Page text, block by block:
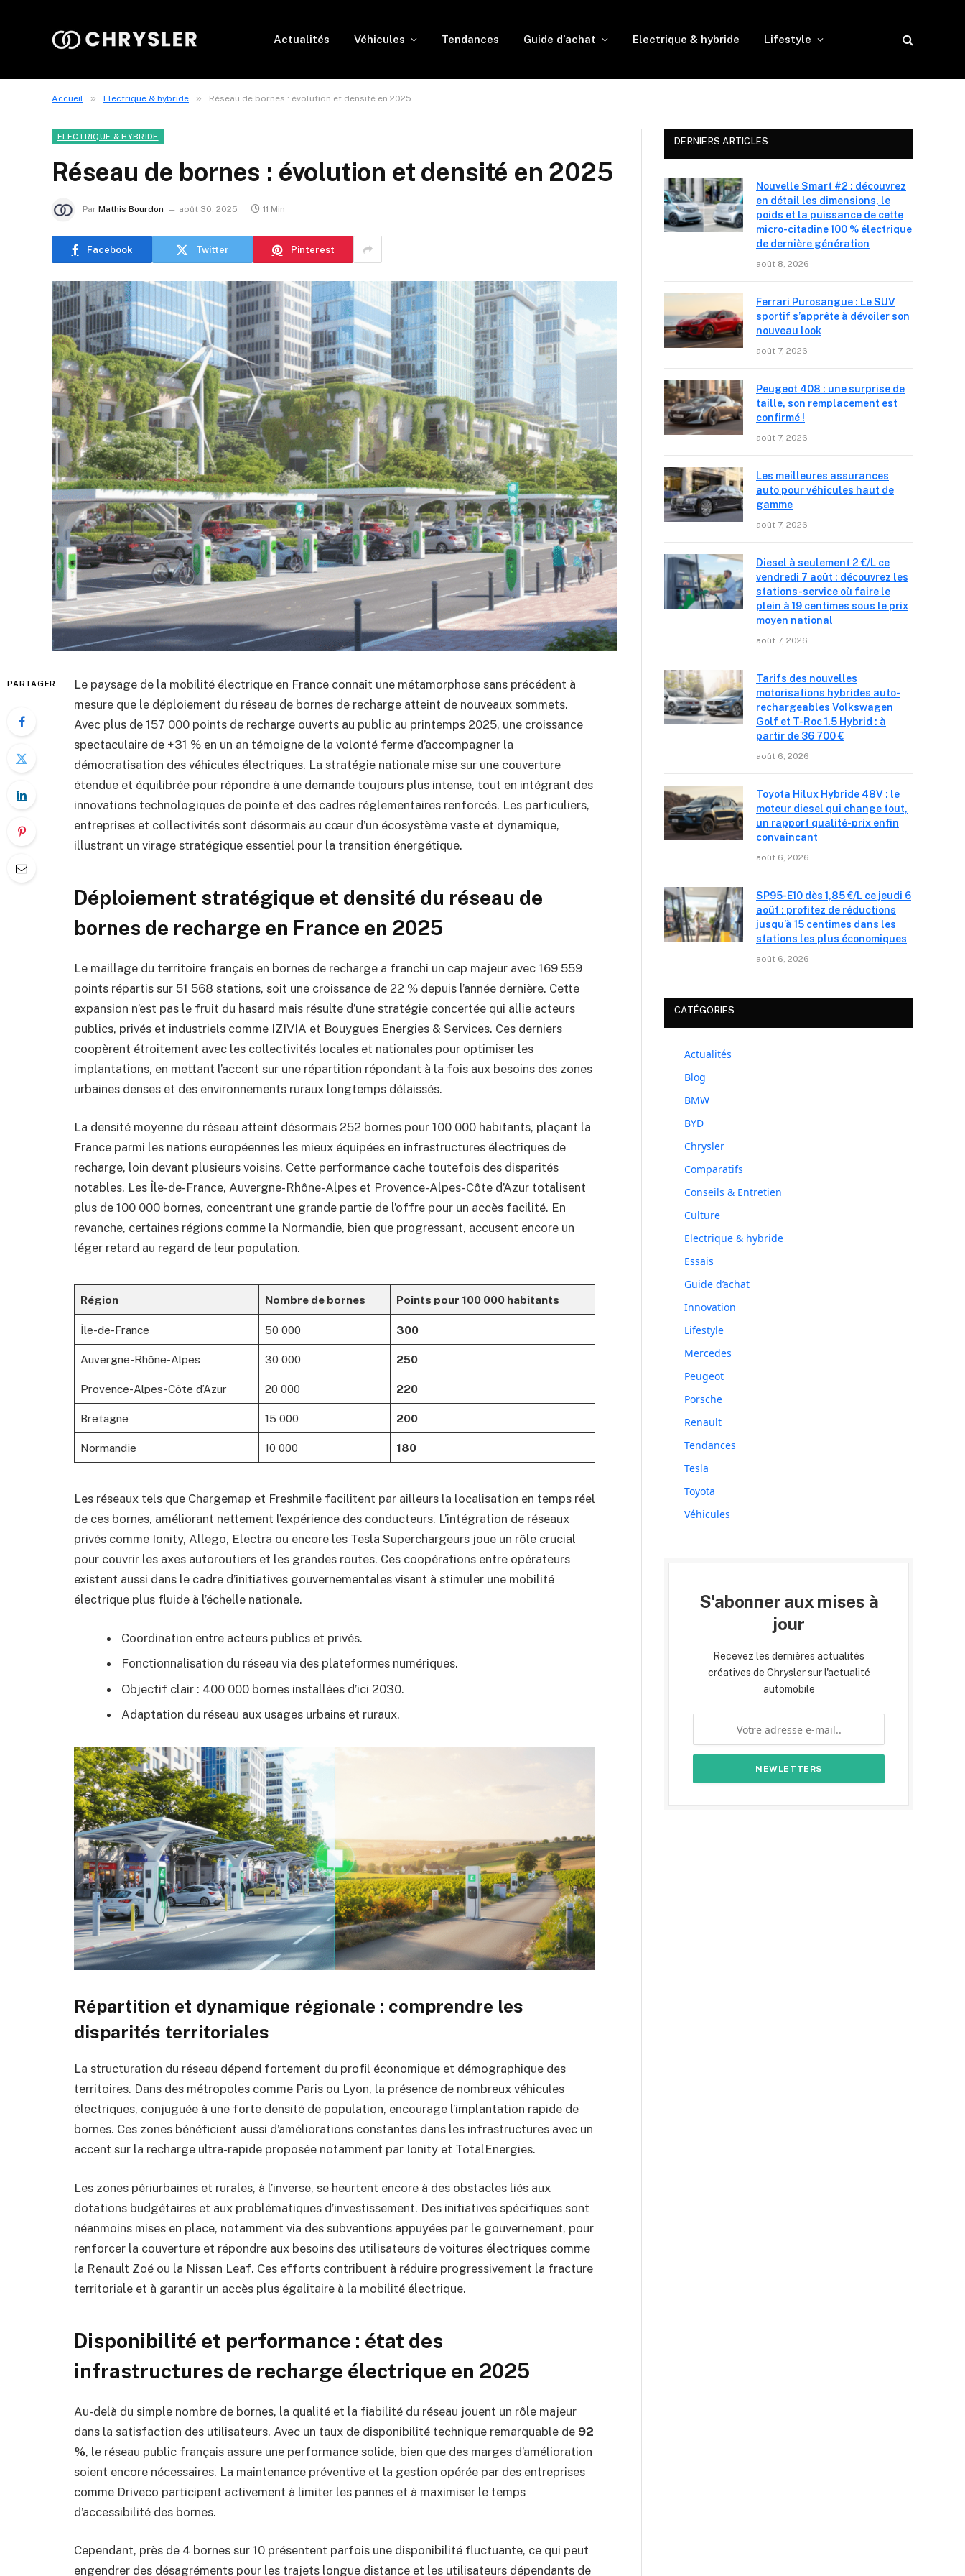
Actualités Véhicules Tendances Guide d’achat Electrique & hybride Lifestyle
Accueil » Electrique & hybride » Réseau de bornes : évolution et densité en 2025
ELECTRIQUE & HYBRIDE
Réseau de bornes : évolution et densité en 2025
Par Mathis Bourdon août 30, 2025 11 Min
Facebook Twitter Pinterest
PARTAGER
Le paysage de la mobilité électrique en France connaît une métamorphose sans précédent à
mesure que le déploiement du réseau de bornes de recharge atteint de nouveaux sommets.
Avec plus de 157 000 points de recharge ouverts au public au printemps 2025, une croissance
spectaculaire de +31 % en un an témoigne de la volonté ferme d’accompagner la
démocratisation des véhicules électriques. La stratégie nationale mise sur une couverture
étendue et équilibrée pour répondre à une demande toujours plus intense, tout en intégrant des
innovations technologiques de pointe et des cadres réglementaires renforcés. Les particuliers,
entreprises et collectivités sont désormais au cœur d’un écosystème vaste et dynamique,
illustrant un virage stratégique essentiel pour la transition énergétique.
Déploiement stratégique et densité du réseau de
bornes de recharge en France en 2025
Le maillage du territoire français en bornes de recharge a franchi un cap majeur avec 169 559
points répartis sur 51 568 stations, soit une croissance de 22 % depuis l’année dernière. Cette
expansion n’est pas le fruit du hasard mais résulte d’une stratégie concertée qui allie acteurs
publics, privés et industriels comme IZIVIA et Bouygues Energies & Services. Ces derniers
coopèrent étroitement avec les collectivités locales et nationales pour optimiser les
implantations, en mettant l’accent sur une répartition répondant à la fois aux besoins des zones
urbaines denses et des environnements ruraux longtemps délaissés.
La densité moyenne du réseau atteint désormais 252 bornes pour 100 000 habitants, plaçant la
France parmi les nations européennes les mieux équipées en infrastructures électriques de
recharge, loin devant plusieurs voisins. Cette performance cache toutefois des disparités
notables. Les Île-de-France, Auvergne-Rhône-Alpes et Provence-Alpes-Côte d’Azur totalisent
plus de 100 000 bornes, concentrant une grande partie de l’offre pour un accès facilité. En
revanche, certaines régions comme la Normandie, bien que progressant, accusent encore un
léger retard au regard de leur population.
Région Nombre de bornes Points pour 100 000 habitants
Île-de-France 50 000 300
Auvergne-Rhône-Alpes 30 000 250
Provence-Alpes-Côte d’Azur 20 000 220
Bretagne 15 000 200
Normandie 10 000 180
Les réseaux tels que Chargemap et Freshmile facilitent par ailleurs la localisation en temps réel
de ces bornes, améliorant nettement l’expérience des conducteurs. L’intégration de réseaux
privés comme Ionity, Allego, Electra ou encore les Tesla Superchargeurs joue un rôle crucial
pour couvrir les axes autoroutiers et les grandes routes. Ces coopérations entre opérateurs
existent aussi dans le cadre d’initiatives gouvernementales visant à stimuler une mobilité
électrique plus fluide à l’échelle nationale.
Coordination entre acteurs publics et privés.
Fonctionnalisation du réseau via des plateformes numériques.
Objectif clair : 400 000 bornes installées d’ici 2030.
Adaptation du réseau aux usages urbains et ruraux.
Répartition et dynamique régionale : comprendre les
disparités territoriales
La structuration du réseau dépend fortement du profil économique et démographique des
territoires. Dans des métropoles comme Paris ou Lyon, la présence de nombreux véhicules
électriques, conjuguée à une forte densité de population, encourage l’implantation rapide de
bornes. Ces zones bénéficient aussi d’améliorations constantes dans les infrastructures avec un
accent sur la recharge ultra-rapide proposée notamment par Ionity et TotalEnergies.
Les zones périurbaines et rurales, à l’inverse, se heurtent encore à des obstacles liés aux
dotations budgétaires et aux problématiques d’investissement. Des initiatives spécifiques sont
néanmoins mises en place, notamment via des subventions appuyées par le gouvernement, pour
renforcer la couverture et répondre aux besoins des utilisateurs de voitures électriques comme
la Renault Zoé ou la Nissan Leaf. Ces efforts contribuent à réduire progressivement la fracture
territoriale et à garantir un accès plus égalitaire à la mobilité électrique.
Disponibilité et performance : état des
infrastructures de recharge électrique en 2025
Au-delà du simple nombre de bornes, la qualité et la fiabilité du réseau jouent un rôle majeur
dans la satisfaction des utilisateurs. Avec un taux de disponibilité technique remarquable de 92
%, le réseau public français assure une performance solide, bien que des marges d’amélioration
soient encore nécessaires. La maintenance préventive et la gestion opérée par des entreprises
comme Driveco participent activement à limiter les pannes et à maximiser le temps
d’accessibilité des bornes.
Cependant, près de 4 bornes sur 10 présentent parfois une disponibilité fluctuante, ce qui peut
engendrer des désagréments pour les trajets longue distance et les utilisateurs dépendants de
DERNIERS ARTICLES
Nouvelle Smart #2 : découvrez
en détail les dimensions, le
poids et la puissance de cette
micro-citadine 100 % électrique
de dernière génération
août 8, 2026
Ferrari Purosangue : Le SUV
sportif s’apprête à dévoiler son
nouveau look
août 7, 2026
Peugeot 408 : une surprise de
taille, son remplacement est
confirmé !
août 7, 2026
Les meilleures assurances
auto pour véhicules haut de
gamme
août 7, 2026
Diesel à seulement 2 €/L ce
vendredi 7 août : découvrez les
stations-service où faire le
plein à 19 centimes sous le prix
moyen national
août 7, 2026
Tarifs des nouvelles
motorisations hybrides auto-
rechargeables Volkswagen
Golf et T-Roc 1.5 Hybrid : à
partir de 36 700 €
août 6, 2026
Toyota Hilux Hybride 48V : le
moteur diesel qui change tout,
un rapport qualité-prix enfin
convaincant
août 6, 2026
SP95-E10 dès 1,85 €/L ce jeudi 6
août : profitez de réductions
jusqu’à 15 centimes dans les
stations les plus économiques
août 6, 2026
CATÉGORIES
Actualités
Blog
BMW
BYD
Chrysler
Comparatifs
Conseils & Entretien
Culture
Electrique & hybride
Essais
Guide d’achat
Innovation
Lifestyle
Mercedes
Peugeot
Porsche
Renault
Tendances
Tesla
Toyota
Véhicules
S'abonner aux mises à
jour
Recevez les dernières actualités
créatives de Chrysler sur l'actualité
automobile